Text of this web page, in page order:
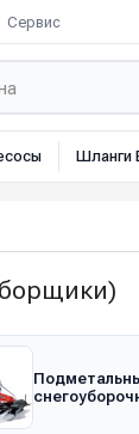
Сервис
Шланги